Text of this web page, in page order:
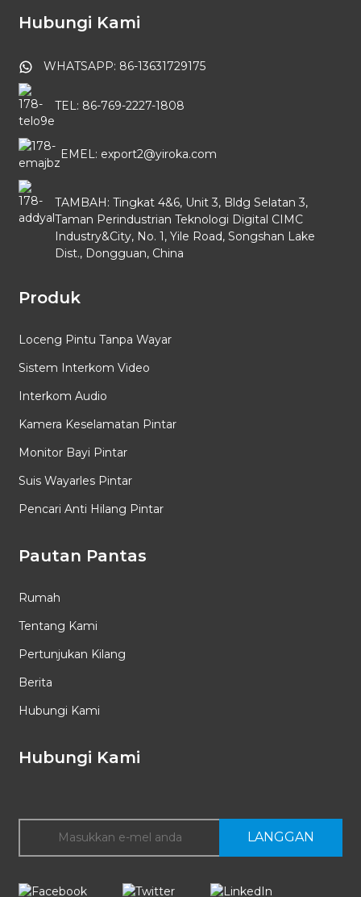
Hubungi Kami
WHATSAPP: 86-13631729175
TEL: 86-769-2227-1808
EMEL: export2@yiroka.com
TAMBAH: Tingkat 4&6, Unit 3, Bldg Selatan 3,
Taman Perindustrian Teknologi Digital CIMC
Industry&City, No. 1, Yile Road, Songshan Lake
Dist., Dongguan, China
Produk
Loceng Pintu Tanpa Wayar
Sistem Interkom Video
Interkom Audio
Kamera Keselamatan Pintar
Monitor Bayi Pintar
Suis Wayarles Pintar
Pencari Anti Hilang Pintar
Pautan Pantas
Rumah
Tentang Kami
Pertunjukan Kilang
Berita
Hubungi Kami
Hubungi Kami
LANGGAN